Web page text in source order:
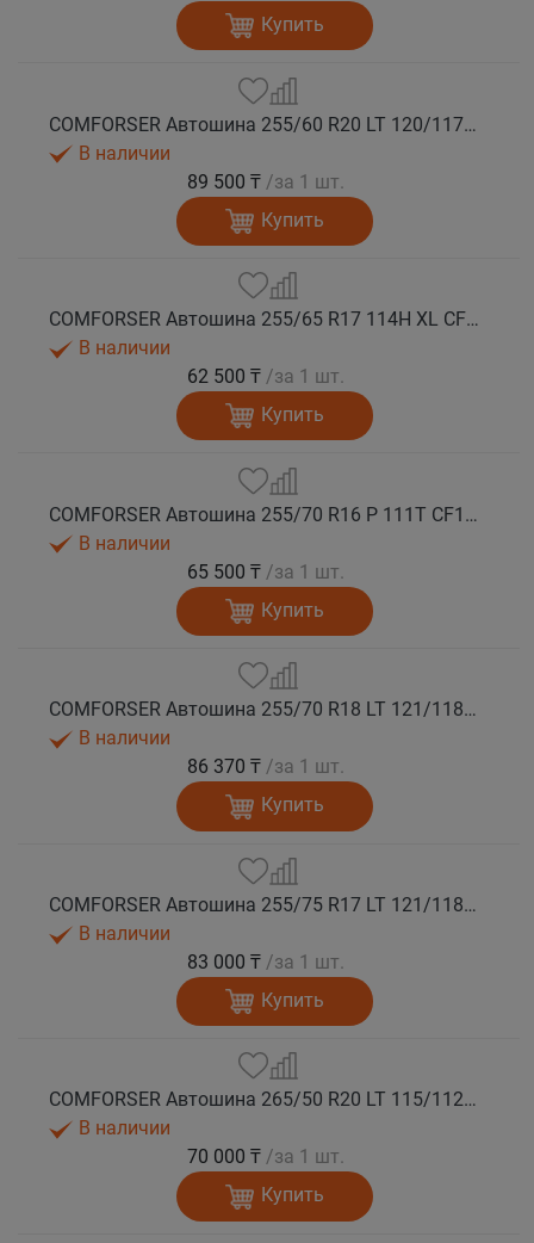
Купить
COMFORSER Автошина 255/60 R20 LT 120/117S CF1100 10PR RWL лето
В наличии
89 500 ₸ /за 1 шт.
Купить
COMFORSER Автошина 255/65 R17 114H XL CF1100 RWL лето
В наличии
62 500 ₸ /за 1 шт.
Купить
COMFORSER Автошина 255/70 R16 P 111T CF1100 RWL лето
В наличии
65 500 ₸ /за 1 шт.
Купить
COMFORSER Автошина 255/70 R18 LT 121/118Q CF1100 RWL 10PR лето
В наличии
86 370 ₸ /за 1 шт.
Купить
COMFORSER Автошина 255/75 R17 LT 121/118S CF1100 10PR OWL лето
В наличии
83 000 ₸ /за 1 шт.
Купить
COMFORSER Автошина 265/50 R20 LT 115/112S CF1100 RWL лето
В наличии
70 000 ₸ /за 1 шт.
Купить